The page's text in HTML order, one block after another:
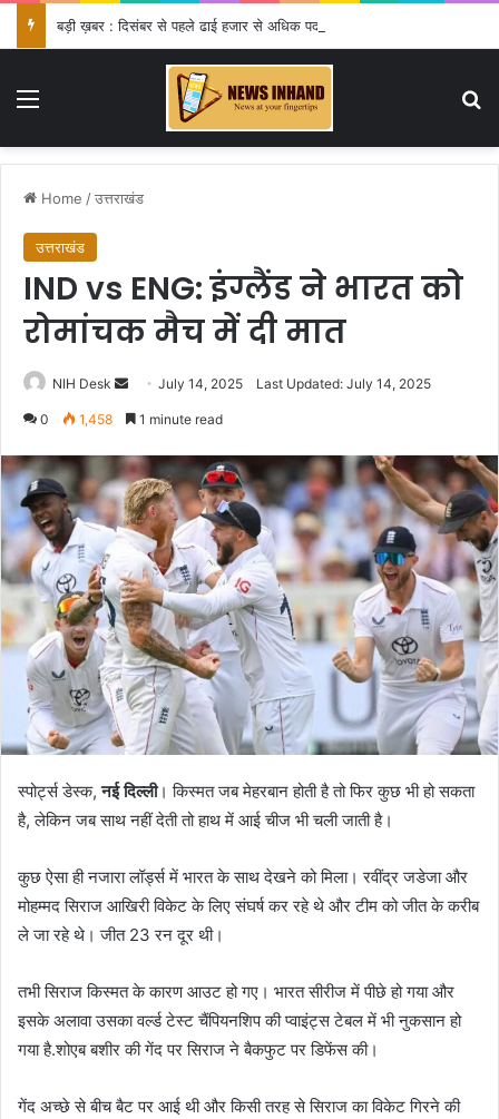
बड़ी ख़बर : दिसंबर से पहले ढाई हजार से अधिक पदों के लिए भरे जाएंगे फार्म
Menu
Home /उत्तराखंड
उत्तराखंड
IND vs ENG: इंग्लैंड ने भारत को
रोमांचक मैच में दी मात
NIH Desk
Send
an
July 14, 2025 Last Updated: July 14, 2025
0 1,458 1 minute read
स्पोर्ट्स डेस्क,नई दिल्ली। किस्मत जब मेहरबान होती है तो फिर कुछ भी हो सकता
है, लेकिन जब साथ नहीं देती तो हाथ में आई चीज भी चली जाती है।
कुछ ऐसा ही नजारा लॉर्ड्स में भारत के साथ देखने को मिला। रवींद्र जडेजा और
मोहम्मद सिराज आखिरी विकेट के लिए संघर्ष कर रहे थे और टीम को जीत के करीब
ले जा रहे थे। जीत 23 रन दूर थी।
तभी सिराज किस्मत के कारण आउट हो गए। भारत सीरीज में पीछे हो गया और
इसके अलावा उसका वर्ल्ड टेस्ट चैंपियनशिप की प्वाइंट्स टेबल में भी नुकसान हो
गया है.शोएब बशीर की गेंद पर सिराज ने बैकफुट पर डिफेंस की।
गेंद अच्छे से बीच बैट पर आई थी और किसी तरह से सिराज का विकेट गिरने की